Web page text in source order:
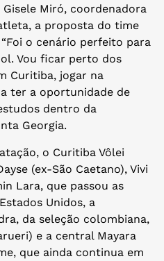
Gisele Miró, coordenadora
a proposta do time
o cenário perfeito para
Vou ficar perto dos
Curitiba, jogar na
ter a oportunidade de
dentro da
Georgia.
o Curitiba Vôlei
(ex-São Caetano), Vivi
Lara, que passou as
Unidos, a
da seleção colombiana,
e a central Mayara
que ainda continua em